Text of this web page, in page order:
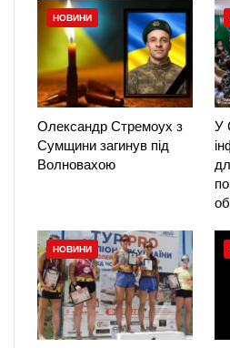
НОВИНИ
Олександр Стремоух з
Сумщини загинув під
Волновахою
У
НОВИНИ